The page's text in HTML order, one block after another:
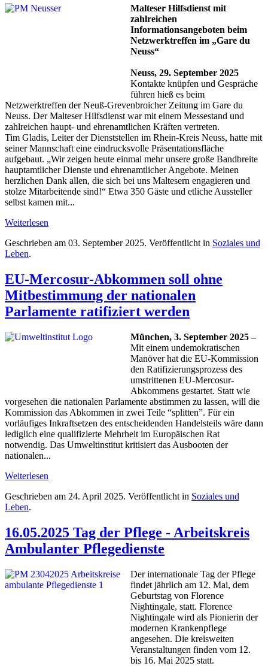
Malteser Hilfsdienst mit
zahlreichen
Informationsangeboten beim
Netzwerktreffen im „Gare du
Neuss“
Neuss, 29. September 2025
Kontakte knüpfen und Gespräche
führen hieß es beim
Netzwerktreffen der Neuß-Grevenbroicher Zeitung im Gare du
Neuss. Der Malteser Hilfsdienst war mit einem Messestand und
zahlreichen haupt- und ehrenamtlichen Kräften vertreten.
Tim Gladis, Leiter der Dienststellen im Rhein-Kreis Neuss, hatte mit
seiner Mannschaft eine eindrucksvolle Präsentationsfläche
aufgebaut. „Wir zeigen heute einmal mehr unsere große Bandbreite
hauptamtlicher Dienste und ehrenamtlicher Angebote. Meinen
herzlichen Dank allen, die sich bei uns Maltesern engagieren und
stolze Mitarbeitende sind!“ Etwa 350 Gäste und etliche Aussteller
selbst kamen mit...
Weiterlesen
Geschrieben am 03. September 2025. Veröffentlicht in Soziales und
Leben.
EU-Mercosur-Abkommen soll ohne
Mitbestimmung der nationalen
Parlamente ratifiziert werden
München, 3. September 2025 –
Mit einem undemokratischen
Manöver hat die EU-Kommission
den Ratifizierungsprozess des
umstrittenen EU-Mercosur-
Abkommens gestartet. Statt wie
vorgesehen die nationalen Parlamente abstimmen zu lassen, will die
Kommission das Abkommen in zwei Teile “splitten”. Für ein
vorläufiges Inkraftsetzen des entscheidenden Handelsteils wäre dann
lediglich eine qualifizierte Mehrheit im Europäischen Rat
notwendig. Das Umweltinstitut kritisiert das Ausbooten der
nationalen...
Weiterlesen
Geschrieben am 24. April 2025. Veröffentlicht in Soziales und
Leben.
16.05.2025 Tag der Pflege - Arbeitskreis
Ambulanter Pflegedienste
Der internationale Tag der Pflege
findet jährlich am 12. Mai, dem
Geburtstag von Florence
Nightingale, statt. Florence
Nightingale wird als Pionierin der
modernen Krankenpflege
angesehen. Die kreisweiten
Veranstaltungen finden vom 12.
bis 16. Mai 2025 statt.